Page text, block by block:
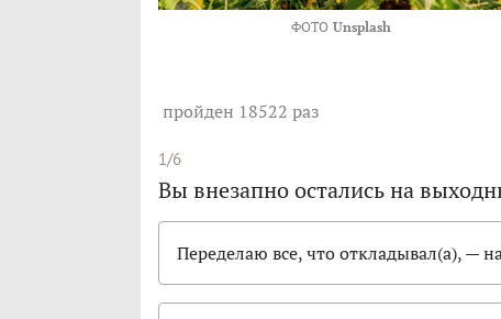
ФОТО Unsplash
пройден 18522 раз
1/6
Вы внезапно остались на
Переделаю все, что откладывал(а), —